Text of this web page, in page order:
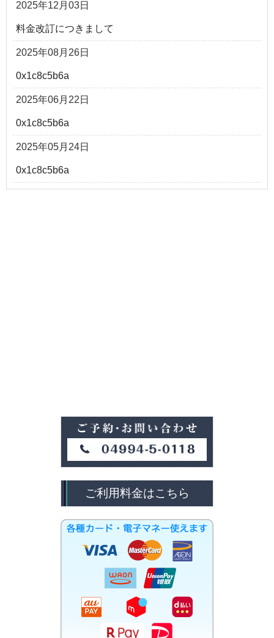
2025年12月03日
料金改訂につきまして
2025年08月26日
0x1c8c5b6a
2025年06月22日
0x1c8c5b6a
2025年05月24日
0x1c8c5b6a
ご利用料金はこちら